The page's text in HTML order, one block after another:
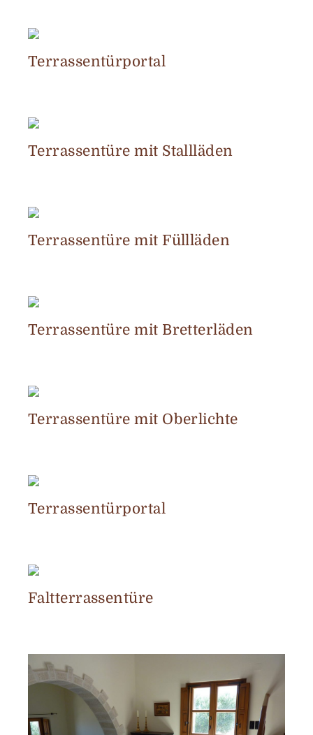
Terrassentürportal
Terrassentüre mit Stallläden
Terrassentüre mit Füllläden
Terrassentüre mit Bretterläden
Terrassentüre mit Oberlichte
Terrassentürportal
Faltterrassentüre